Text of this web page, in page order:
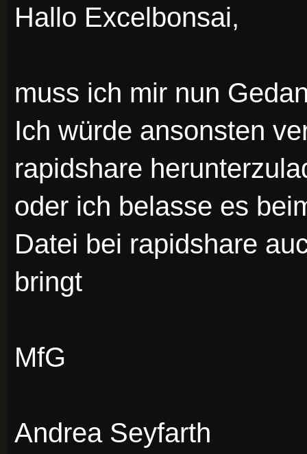
Hallo Excelbonsai,
muss ich mir nun
Ich würde ansonsten
rapidshare
oder ich belasse es
Datei bei rapidshare
bringt
MfG
Andrea Seyfarth